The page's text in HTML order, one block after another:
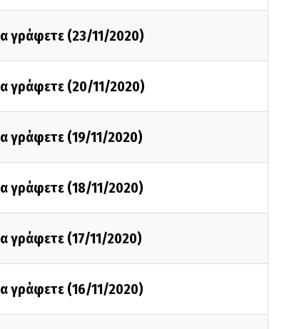
γράφετε (23/11/2020)
γράφετε (20/11/2020)
γράφετε (19/11/2020)
γράφετε (18/11/2020)
γράφετε (17/11/2020)
γράφετε (16/11/2020)